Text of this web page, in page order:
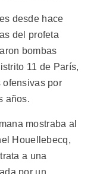
desde hace
del profeta
bombas
11 de París,
ofensivas por
años.
mostraba al
Houellebecq,
a una
por un